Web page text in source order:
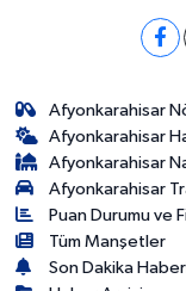
Afyonkarahisar
Afyonkarahisar
Afyonkarahisar
Afyonkarahisar
Puan Durumu ve
Tüm Manşetler
Son Dakika